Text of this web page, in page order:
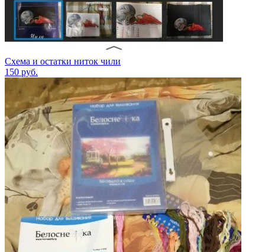
Схема и остатки ниток чили
150 руб.